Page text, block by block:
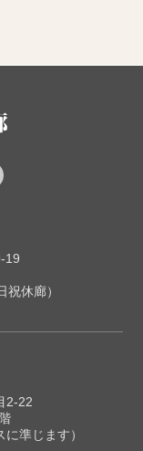
19
休廊）
2-22
準じます）